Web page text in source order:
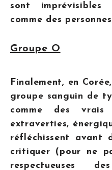
sont imprévisibles
comme des
Groupe O
Finalement, en
groupe sanguin de
comme des vrais
extraverties,
réfléchissent avant
critiquer (pour ne
respectueuses